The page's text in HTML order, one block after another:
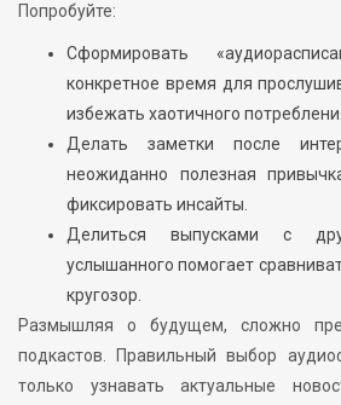
Попробуйте:
Сформировать
конкретное время для
избежать хаотичного
Делать заметки после
неожиданно полезная
фиксировать инсайты.
Делиться выпусками с
услышанного помогает
кругозор.
Размышляя о будущем, сложно
подкастов. Правильный выбор
только узнавать актуальные